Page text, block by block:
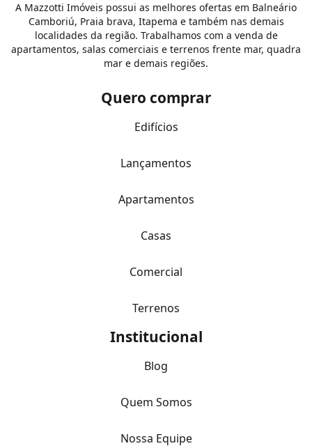
A Mazzotti Imóveis possui as melhores ofertas em Balneário
Camboriú, Praia brava, Itapema e também nas demais
localidades da região. Trabalhamos com a venda de
apartamentos, salas comerciais e terrenos frente mar, quadra
mar e demais regiões.
Quero comprar
Edifícios
Lançamentos
Apartamentos
Casas
Comercial
Terrenos
Institucional
Blog
Quem Somos
Nossa Equipe